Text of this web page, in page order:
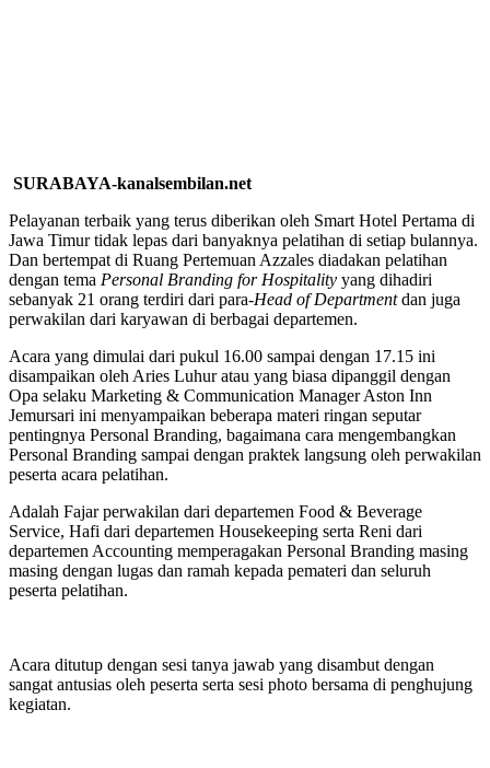
SURABAYA-kanalsembilan.net
Pelayanan terbaik yang terus diberikan oleh Smart Hotel Pertama di
Jawa Timur tidak lepas dari banyaknya pelatihan di setiap bulannya.
Dan bertempat di Ruang Pertemuan Azzales diadakan pelatihan
dengan tema Personal Branding for Hospitality yang dihadiri
sebanyak 21 orang terdiri dari para-Head of Departmentdan juga
perwakilan dari karyawan di berbagai departemen.
Acara yang dimulai dari pukul 16.00 sampai dengan 17.15 ini
disampaikan oleh Aries Luhur atau yang biasa dipanggil dengan
Opa selaku Marketing & Communication Manager Aston Inn
Jemursari ini menyampaikan beberapa materi ringan seputar
pentingnya Personal Branding, bagaimana cara mengembangkan
Personal Branding sampai dengan praktek langsung oleh perwakilan
peserta acara pelatihan.
Adalah Fajar perwakilan dari departemen Food & Beverage
Service, Hafi dari departemen Housekeeping serta Reni dari
departemen Accounting memperagakan Personal Branding masing
masing dengan lugas dan ramah kepada pemateri dan seluruh
peserta pelatihan.
Acara ditutup dengan sesi tanya jawab yang disambut dengan
sangat antusias oleh peserta serta sesi photo bersama di penghujung
kegiatan.